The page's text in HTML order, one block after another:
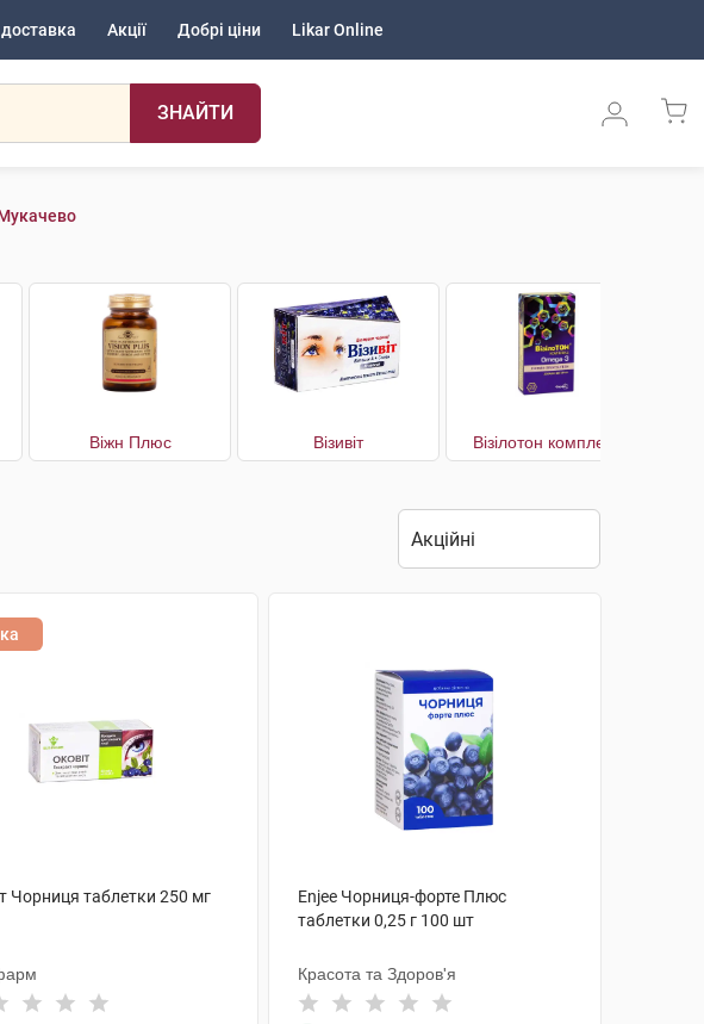
Акції Добрі ціни Likar Online
ЗНАЙТИ
Віжн Плюс Візивіт Візілотон комплекс
Чорниця таблетки 250 мг
Enjee Чорниця-форте Плюс
таблетки 0,25 г 100 шт
Красота та Здоров'я